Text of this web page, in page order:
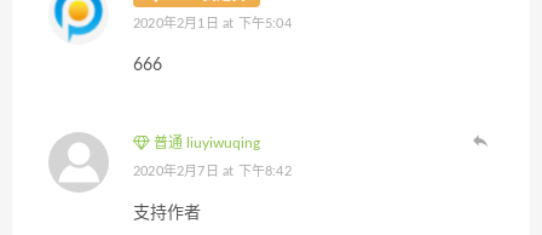
2020年2月1日 at 下午5:04
666
普通 liuyiwuqing
2020年2月7日 at 下午8:42
支持作者